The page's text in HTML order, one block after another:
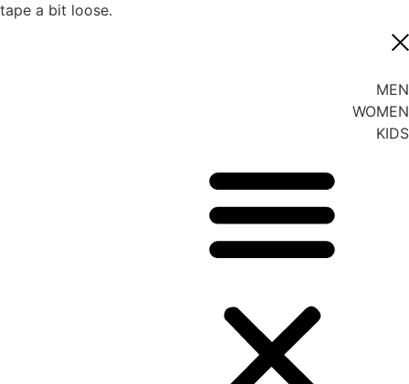
tape a bit loose.
MEN
WOMEN
KIDS